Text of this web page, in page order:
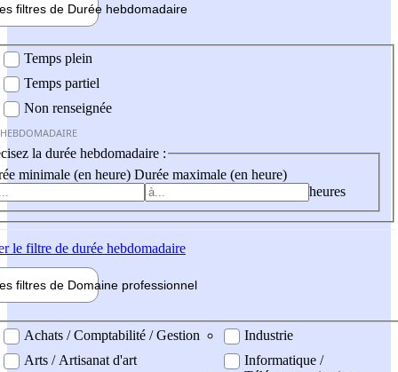
filtres de Durée hebdomadaire
Temps plein
Temps partiel
Non renseignée
la durée hebdomadaire :
minimale (en heure) Durée maximale (en heure)
heures
le filtre de durée hebdomadaire
filtres de Domaine professionnel
professionel
Achats / Comptabilité / Gestion
Arts / Artisanat d'art
Industrie
Informatique /